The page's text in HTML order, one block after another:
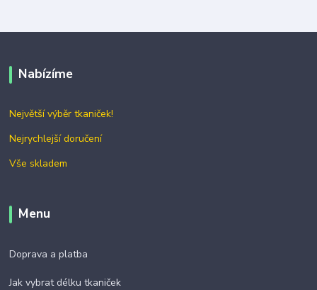
Nabízíme
Největší výběr tkaniček!
Nejrychlejší doručení
Vše skladem
Menu
Doprava a platba
Jak vybrat délku tkaniček